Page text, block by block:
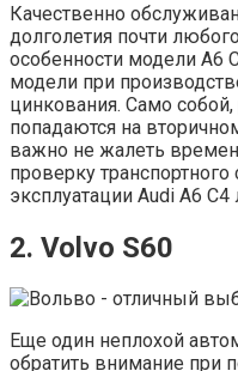
Качественно
долголетия почти
особенности модели А6
модели при
цинкования. Само
попадаются на
важно не жалеть
проверку
эксплуатации Audi A6
2. Volvo S60
Еще один неплохой
обратить внимание